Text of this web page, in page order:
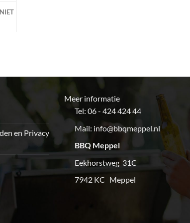
en Privacy
Meer informatie
Tel: 06 - 424 424 44
Mail: info@bbqmeppel.nl
BBQ Meppel
Eekhorstweg 31C
7942 KC Meppel